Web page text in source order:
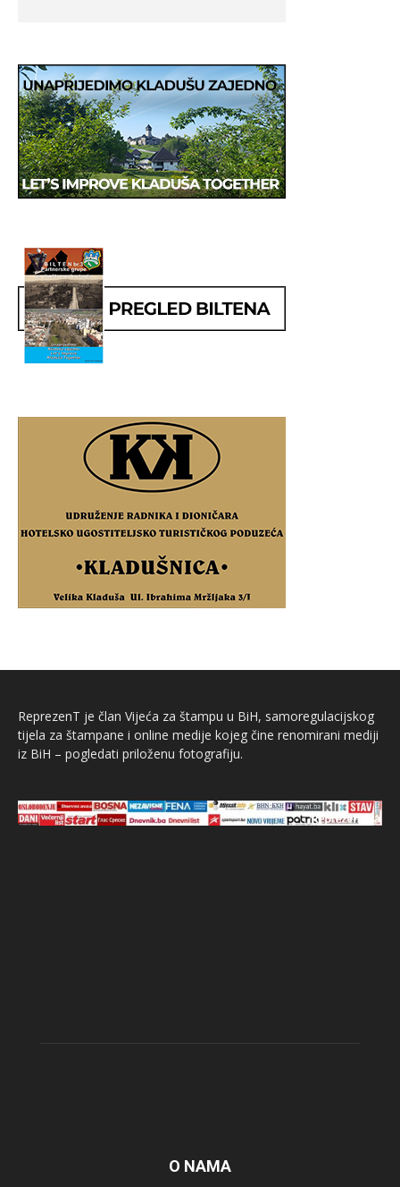
ReprezenT je član Vijeća za štampu u BiH, samoregulacijskog
tijela za štampane i online medije kojeg čine renomirani mediji
iz BiH – pogledati priloženu fotografiju.
O NAMA